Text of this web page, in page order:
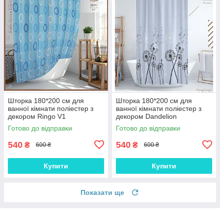
Шторка 180*200 см для
ванної кімнати поліестер з
декором Ringo V1
Готово до відправки
540 ₴ 600 ₴
Купити
Шторка 180*200 см для
ванної кімнати поліестер з
декором Dandelion
Готово до відправки
540 ₴ 600 ₴
Купити
Показати ще